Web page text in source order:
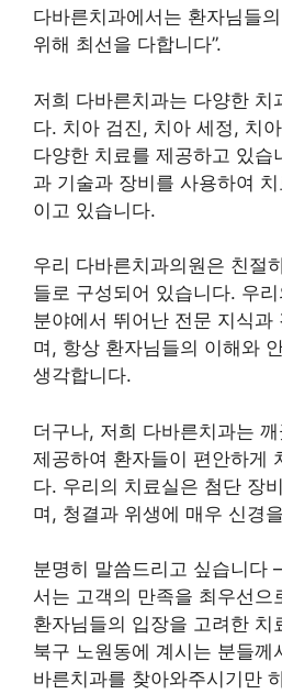
다바른치과에서는 환자님들
위해 최선을 다합니다”.
저희 다바른치과는 다양한 치
다. 치아 검진, 치아 세정, 치
다양한 치료를 제공하고 있습
과 기술과 장비를 사용하여
이고 있습니다.
우리 다바른치과의원은 친절
들로 구성되어 있습니다. 우
분야에서 뛰어난 전문 지식과
며, 항상 환자님들의 이해와
생각합니다.
더구나, 저희 다바른치과는
제공하여 환자들이 편안하게
다. 우리의 치료실은 첨단 장
며, 청결과 위생에 매우 신경
분명히 말씀드리고 싶습니다
서는 고객의 만족을 최우선으
환자님들의 입장을 고려한 치
북구 노원동에 계시는 분들께
바른치과를 찾아와주시기만